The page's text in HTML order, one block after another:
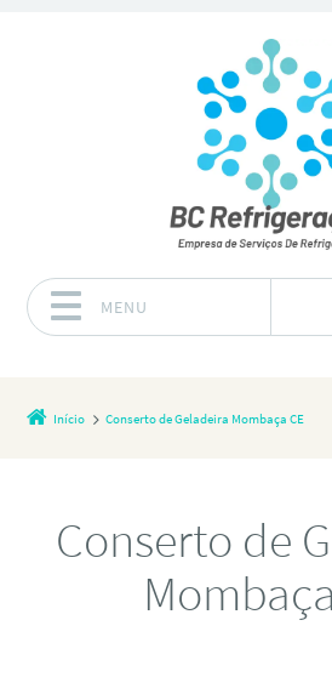
MENU
Início Conserto de Geladeira Mombaça CE
Conserto de